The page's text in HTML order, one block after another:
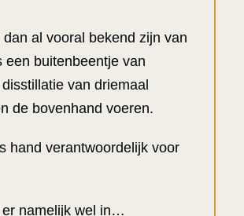
al vooral bekend zijn van
een buitenbeentje van
van driemaal
de bovenhand voeren.
hand verantwoordelijk voor
er namelijk wel in…